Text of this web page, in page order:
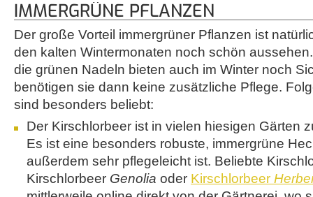
IMMERGRÜNE PFLANZEN
Der große Vorteil immergrüner Pflanzen ist
den kalten Wintermonaten noch schön
die grünen Nadeln bieten auch im Winter noch
benötigen sie dann keine zusätzliche Pflege.
sind besonders beliebt:
Der Kirschlorbeer ist in vielen hiesigen Gärten
Es ist eine besonders robuste, immergrüne
außerdem sehr pflegeleicht ist. Beliebte
Kirschlorbeer Genolia oder Kirschlorbeer